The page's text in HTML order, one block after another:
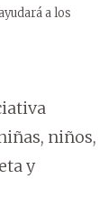
a los
niños,
y